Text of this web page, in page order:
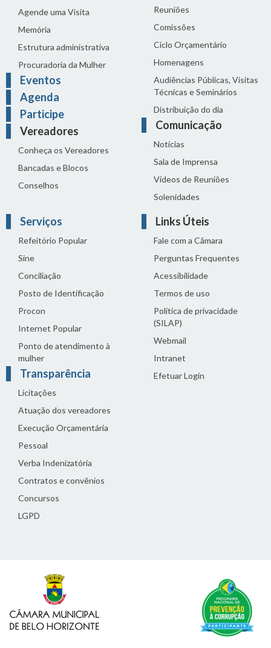
Agende uma Visita
Memória
Estrutura administrativa
Procuradoria da Mulher
Eventos
Agenda
Participe
Vereadores
Conheça os Vereadores
Bancadas e Blocos
Conselhos
Reuniões
Comissões
Ciclo Orçamentário
Homenagens
Audiências Públicas, Visitas
Técnicas e Seminários
Distribuição do dia
Comunicação
Notícias
Sala de Imprensa
Vídeos de Reuniões
Solenidades
Serviços
Refeitório Popular
Sine
Conciliação
Posto de Identificação
Procon
Internet Popular
Ponto de atendimento à
mulher
Transparência
Licitações
Atuação dos vereadores
Execução Orçamentária
Pessoal
Verba Indenizatória
Contratos e convênios
Concursos
LGPD
Links Úteis
Fale com a Câmara
Perguntas Frequentes
Acessibilidade
Termos de uso
Política de privacidade
(SILAP)
Webmail
Intranet
Efetuar Login